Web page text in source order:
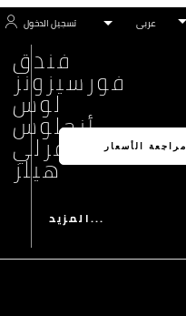
تسجيل الدخول
فندق
فورسيزونز
لوس
أنجلوس
بيفرلي
هيلز
المزيد...
مراجعة الأسعار